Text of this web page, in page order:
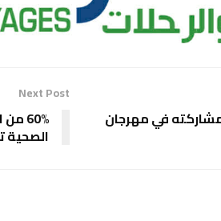
في مهرجان
Next Post
الصحية